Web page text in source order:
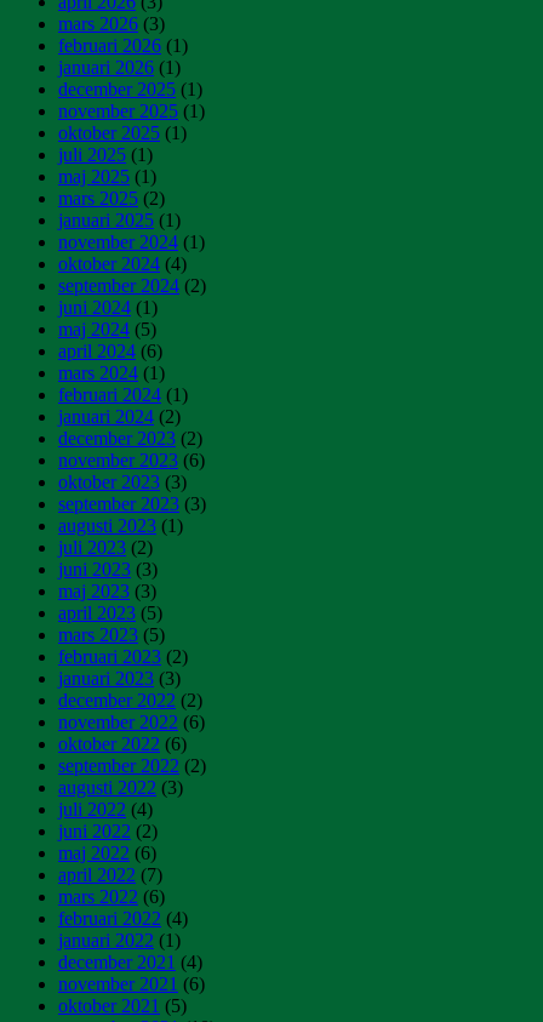
mars 2026 (3)
februari 2026 (1)
januari 2026 (1)
december 2025 (1)
november 2025 (1)
oktober 2025 (1)
juli 2025 (1)
maj 2025 (1)
mars 2025 (2)
januari 2025 (1)
november 2024 (1)
oktober 2024 (4)
september 2024 (2)
juni 2024 (1)
maj 2024 (5)
april 2024 (6)
mars 2024 (1)
februari 2024 (1)
januari 2024 (2)
december 2023 (2)
november 2023 (6)
oktober 2023 (3)
september 2023 (3)
augusti 2023 (1)
juli 2023 (2)
juni 2023 (3)
maj 2023 (3)
april 2023 (5)
mars 2023 (5)
februari 2023 (2)
januari 2023 (3)
december 2022 (2)
november 2022 (6)
oktober 2022 (6)
september 2022 (2)
augusti 2022 (3)
juli 2022 (4)
juni 2022 (2)
maj 2022 (6)
april 2022 (7)
mars 2022 (6)
februari 2022 (4)
januari 2022 (1)
december 2021 (4)
november 2021 (6)
oktober 2021 (5)